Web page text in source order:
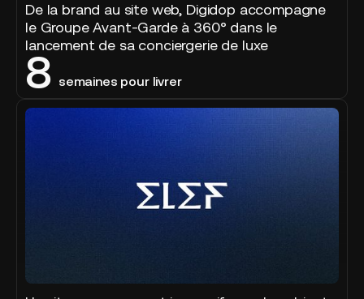
De la brand au site web, Digidop accompagne
le Groupe Avant-Garde à 360° dans le
lancement de sa conciergerie de luxe
8 semaines pour livrer
Elef